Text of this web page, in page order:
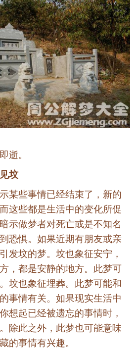
逝。
坟
某些事情已经结束了，新的
这些都是生活中的变化所促
示做梦者对死亡或是不知名
恐惧。如果近期有朋友或亲
发坟的梦。坟也象征安宁，
，都是安静的地方。此梦可
坟也象征埋葬。此梦可能和
事情有关。如果现实生活中
想起已经被遗忘的事情时，
除此之外，此梦也可能意味
的事情有兴趣。